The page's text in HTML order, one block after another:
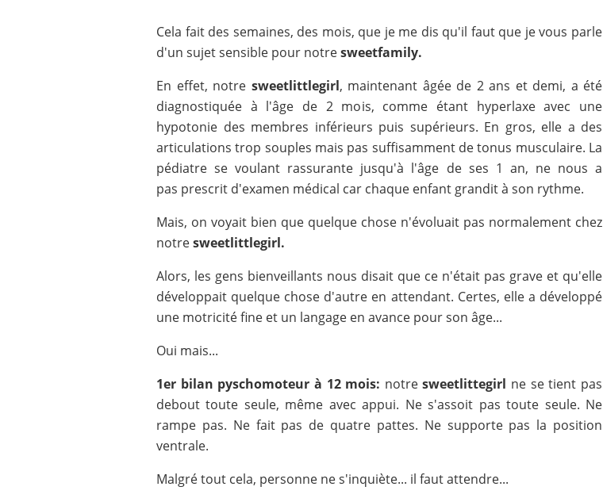
Cela fait des semaines, des mois, que je me dis qu'il faut que je vous parle
d'un sujet sensible pour notresweetfamily.
En effet, notre sweetlittlegirl, maintenant âgée de 2 ans et demi, a été
diagnostiquée à l'âge de 2 mois, comme étant hyperlaxe avec une
hypotonie des membres inférieurs puis supérieurs. En gros, elle a des
articulations trop souples mais pas suffisamment de tonus musculaire. La
pédiatre se voulant rassurante jusqu'à l'âge de ses 1 an, ne nous a
pas prescrit d'examen médical car chaque enfant grandit à son rythme.
Mais, on voyait bien que quelque chose n'évoluait pas normalement chez
notresweetlittlegirl.
Alors, les gens bienveillants nous disait que ce n'était pas grave et qu'elle
développait quelque chose d'autre en attendant. Certes, elle a développé
une motricité fine et un langage en avance pour son âge...
Oui mais...
1er bilan pyschomoteur à 12 mois: notresweetlittegirl ne se tient pas
debout toute seule, même avec appui. Ne s'assoit pas toute seule. Ne
rampe pas. Ne fait pas de quatre pattes. Ne supporte pas la position
ventrale.
Malgré tout cela, personne ne s'inquiète... il faut attendre...